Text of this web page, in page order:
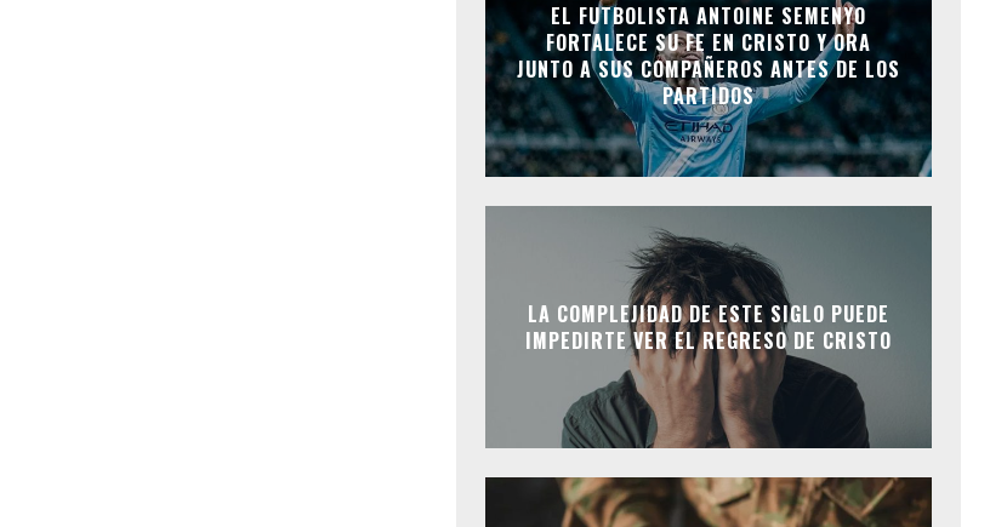
EL FUTBOLISTA ANTOINE SEMENYO
FORTALECE SU FE EN CRISTO Y ORA
JUNTO A SUS COMPAÑEROS ANTES DE LOS
PARTIDOS
LA COMPLEJIDAD DE ESTE SIGLO PUEDE
IMPEDIRTE VER EL REGRESO DE CRISTO